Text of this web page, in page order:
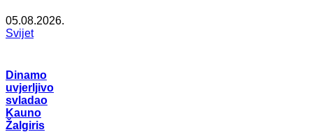
05.08.2026.
Svijet
Dinamo
uvjerljivo
svladao
Kauno
Žalgiris